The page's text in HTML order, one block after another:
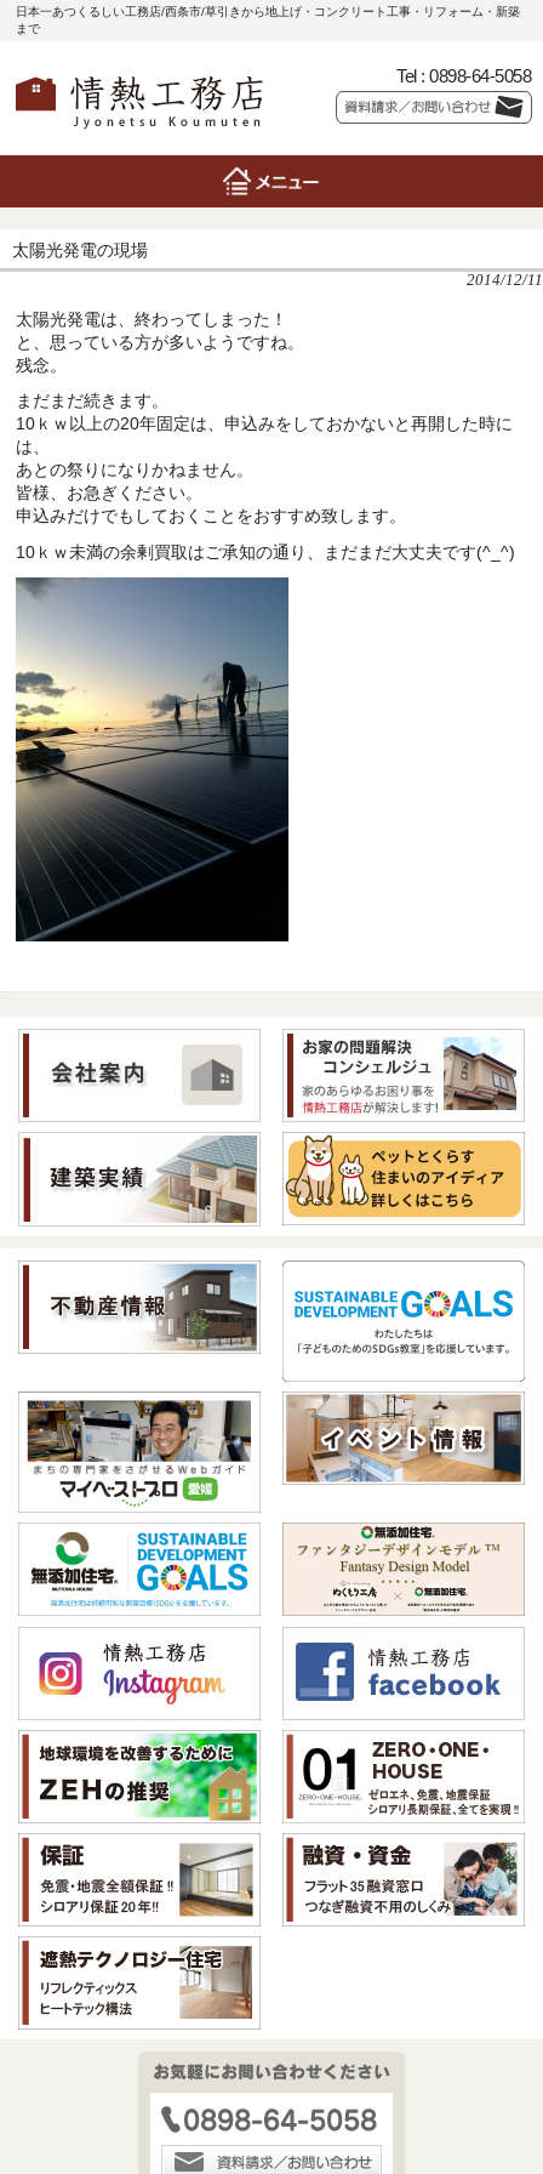
日本一あつくるしい工務店/西条市/草引きから地上げ・コンクリート工事・リフォーム・新築
まで
Tel : 0898-64-5058
太陽光発電の現場
2014/12/11
太陽光発電は、終わってしまった！
と、思っている方が多いようですね。
残念。
まだまだ続きます。
10ｋｗ以上の20年固定は、申込みをしておかないと再開した時に
は、
あとの祭りになりかねません。
皆様、お急ぎください。
申込みだけでもしておくことをおすすめ致します。
10ｋｗ未満の余剰買取はご承知の通り、まだまだ大丈夫です(^_^)